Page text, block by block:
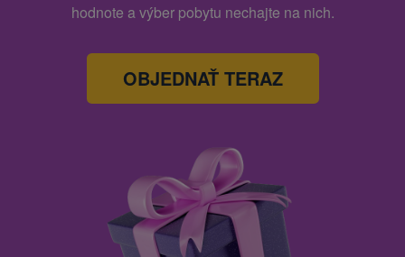
hodnote a výber pobytu nechajte na nich.
OBJEDNAŤ TERAZ